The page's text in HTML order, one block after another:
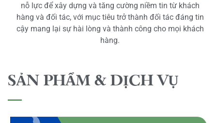
nỗ lực để xây dựng và tăng cường niềm tin từ khách
hàng và đối tác, với mục tiêu trở thành đối tác đáng tin
cậy mang lại sự hài lòng và thành công cho mọi khách
hàng.
SẢN PHẨM & DỊCH VỤ